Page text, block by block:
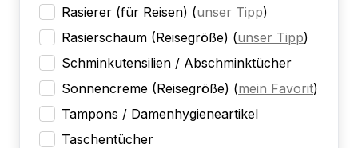
Rasierer (für Reisen) (unser Tipp)
Rasierschaum (Reisegröße) (unser Tipp)
Schminkutensilien / Abschminktücher
Sonnencreme (Reisegröße) (mein Favorit)
Tampons / Damenhygieneartikel
Taschentücher